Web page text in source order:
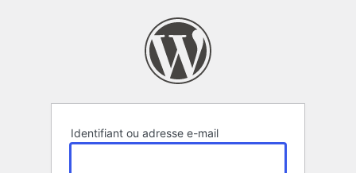
Identifiant ou adresse e-mail